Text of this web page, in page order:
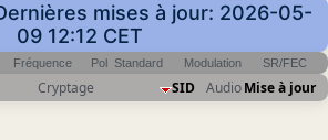
mises à jour: 2026-05-
09 12:12 CET
Fréquence Pol Standard Modulation SR/FEC
Cryptage SID AudioMise à jour